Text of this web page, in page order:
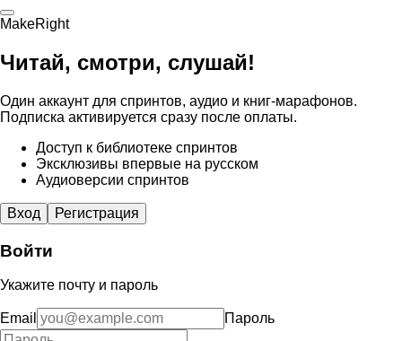
MakeRight
Читай, смотри, слушай!
Один аккаунт для спринтов, аудио и книг-марафонов.
Подписка активируется сразу после оплаты.
Доступ к библиотеке спринтов
Эксклюзивы впервые на русском
Аудиоверсии спринтов
Вход Регистрация
Войти
Укажите почту и пароль
Email Пароль